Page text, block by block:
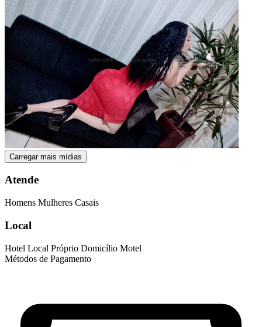
Carregar mais mídias
Atende
Homens Mulheres Casais
Local
Hotel Local Próprio Domicílio Motel
Métodos de Pagamento